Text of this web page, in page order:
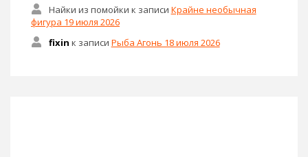
Найки из помойки к записи Крайне необычная
фигура 19 июля 2026
fixin к записи Рыба Агонь 18 июля 2026